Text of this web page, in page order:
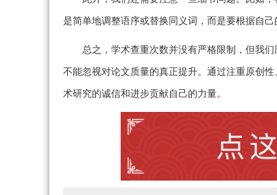
是简单地调整语序或替换同义词，而是要根据自
总之，学术查重次数并没有严格限制，但我
不能忽视对论文质量的真正提升。通过注重原创
术研究的诚信和进步贡献自己的力量。